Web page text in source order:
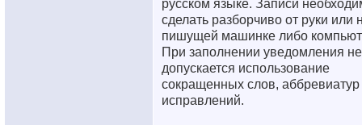
русском языке. Записи
сделать разборчиво от руки или
пишущей машинке либо
При заполнении уведомления не
допускается использование
сокращенных слов, аббревиатур
исправлений.